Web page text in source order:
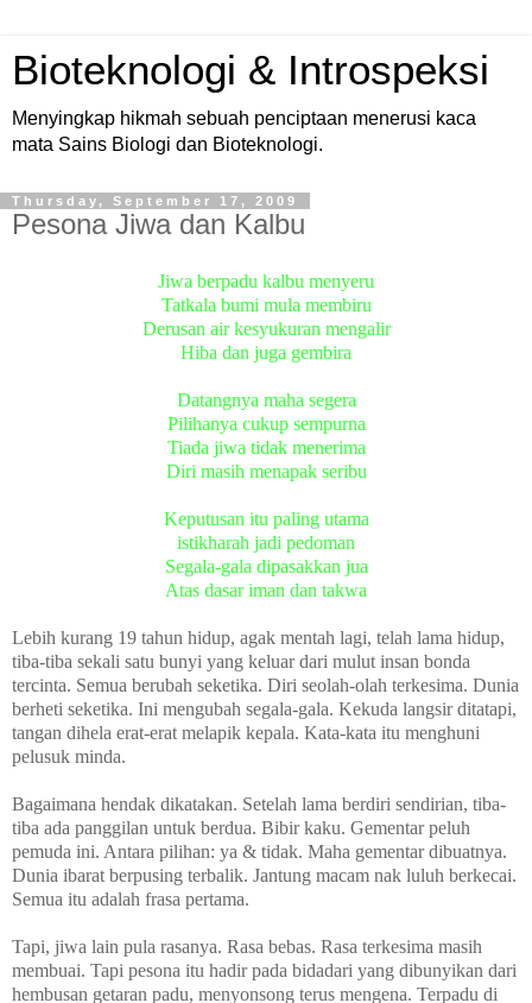
Bioteknologi & Introspeksi
Menyingkap hikmah sebuah penciptaan menerusi kaca
mata Sains Biologi dan Bioteknologi.
Thursday, September 17, 2009
Pesona Jiwa dan Kalbu
Jiwa berpadu kalbu menyeru
Tatkala bumi mula membiru
Derusan air kesyukuran mengalir
Hiba dan juga gembira
Datangnya maha segera
Pilihanya cukup sempurna
Tiada jiwa tidak menerima
Diri masih menapak seribu
Keputusan itu paling utama
istikharah jadi pedoman
Segala-gala dipasakkan jua
Atas dasar iman dan takwa
Lebih kurang 19 tahun hidup, agak mentah lagi, telah lama hidup,
tiba-tiba sekali satu bunyi yang keluar dari mulut insan bonda
tercinta. Semua berubah seketika. Diri seolah-olah terkesima. Dunia
berheti seketika. Ini mengubah segala-gala. Kekuda langsir ditatapi,
tangan dihela erat-erat melapik kepala. Kata-kata itu menghuni
pelusuk minda.
Bagaimana hendak dikatakan. Setelah lama berdiri sendirian, tiba-
tiba ada panggilan untuk berdua. Bibir kaku. Gementar peluh
pemuda ini. Antara pilihan: ya & tidak. Maha gementar dibuatnya.
Dunia ibarat berpusing terbalik. Jantung macam nak luluh berkecai.
Semua itu adalah frasa pertama.
Tapi, jiwa lain pula rasanya. Rasa bebas. Rasa terkesima masih
membuai. Tapi pesona itu hadir pada bidadari yang dibunyikan dari
hembusan getaran padu, menyonsong terus mengena. Terpadu di